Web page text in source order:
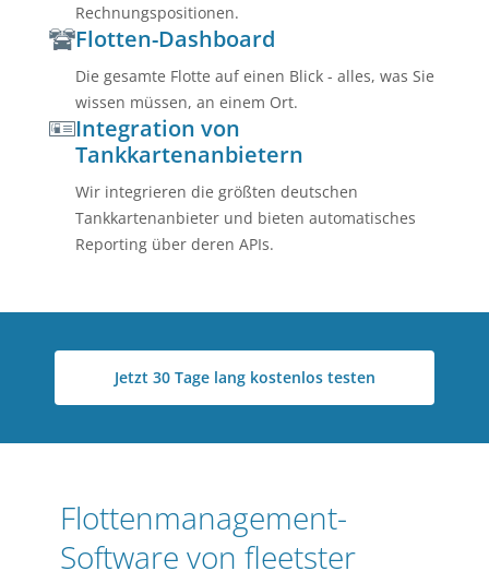
Rechnungspositionen.
Flotten-Dashboard
Die gesamte Flotte auf einen Blick - alles, was Sie
wissen müssen, an einem Ort.
Integration von
Tankkartenanbietern
Wir integrieren die größten deutschen
Tankkartenanbieter und bieten automatisches
Reporting über deren APIs.
Jetzt 30 Tage lang kostenlos testen
Flottenmanagement-
Software von fleetster